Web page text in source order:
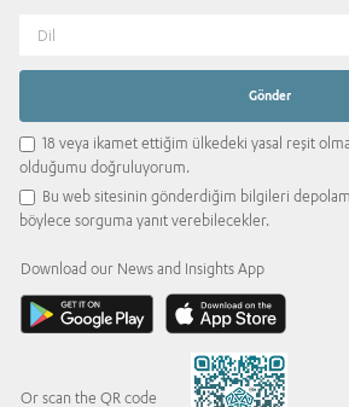
Dil
18 veya ikamet ettiğim ülkedeki yasal reşit olma
olduğumu doğruluyorum.
Bu web sitesinin gönderdiğim bilgileri
böylece sorguma yanıt verebilecekler.
Download our News and Insights App
Or scan the QR code